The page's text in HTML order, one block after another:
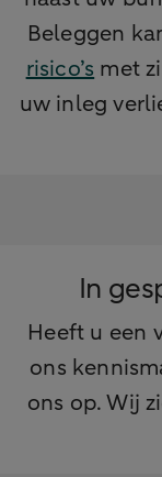
Beleggen
risico’s met
uw inleg
In
Heeft u een
ons
ons op. Wij